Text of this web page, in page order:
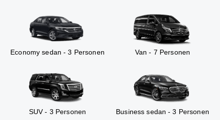
Economy sedan - 3 Personen Van - 7 Personen
SUV - 3 Personen Business sedan - 3 Personen